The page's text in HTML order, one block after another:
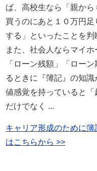
ば、高校生なら「親か
買うのにあと１０万円
する」といったことを判
また、社会人ならマイホ
「ローン残額」「ロー
るときに『簿記』の知
値感覚を持っていると「
だけでなく ...
キャリア形成のために
はこちらから >>